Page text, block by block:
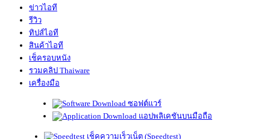
ข่าวไอที
รีวิว
ทิปส์ไอที
สินค้าไอที
เช็ครอบหนัง
รวมคลิป Thaiware
เครื่องมือ
ซอฟต์แวร์
แอปพลิเคชันบนมือถือ
เช็คความเร็วเน็ต (Speedtest)